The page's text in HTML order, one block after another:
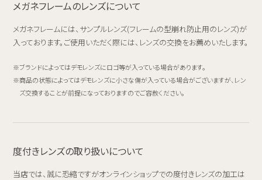
メガネフレームのレンズについて
メガネフレームには、サンプルレンズ(フレームの型崩れ防止用のレンズ)が
入っております。ご使用いただく際には、レンズの交換をお薦めいたします。
ブランドによってはデモレンズにロゴ等が入っている場合があります。
商品の状態によってはデモレンズに小さな傷が入っている場合がございますが、レン
ズ交換することが前提になっておりますのでご容赦ください。
度付きレンズの取り扱いについて
当店では、誠に恐縮ですがオンラインショップでの度付きレンズの加工は